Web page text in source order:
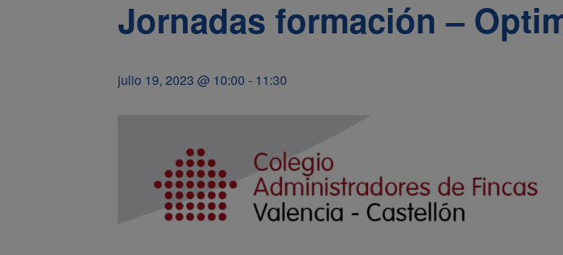
Jornadas formación –
julio 19, 2023 @ 10:00 - 11:30